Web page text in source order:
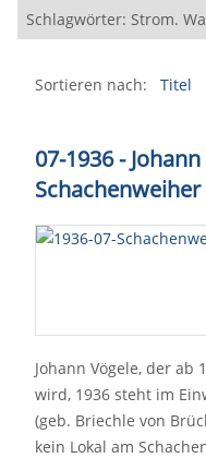
Schlagwörter: Strom.
Sortieren nach: Titel
07-1936 -
Schachenweiher
Johann Vögele, der ab
wird, 1936 steht im
(geb. Briechle von
kein Lokal am